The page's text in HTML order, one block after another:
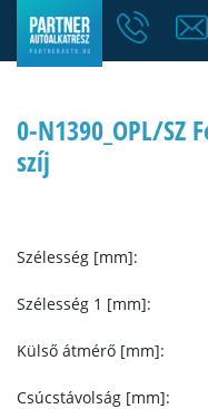
0-N1390_OPL/SZ
szíj
Szélesség [mm]:
Szélesség 1 [mm]:
Külső átmérő [mm]:
Csúcstávolság [mm]: